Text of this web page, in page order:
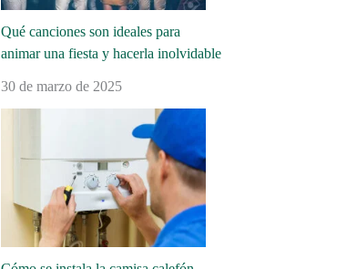
Qué canciones son ideales para
animar una fiesta y hacerla inolvidable
30 de marzo de 2025